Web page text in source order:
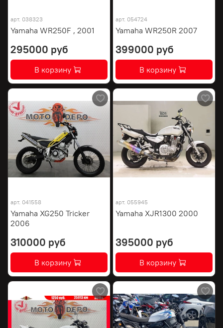
арт. 038323
Yamaha WR250F , 2001
295000 руб
В корзину
арт. 054724
Yamaha WR250R 2007
399000 руб
В корзину
арт. 041558
Yamaha XG250 Tricker
2006
310000 руб
В корзину
арт. 055945
Yamaha XJR1300 2000
395000 руб
В корзину